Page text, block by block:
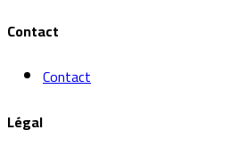
Contact
Contact
Légal